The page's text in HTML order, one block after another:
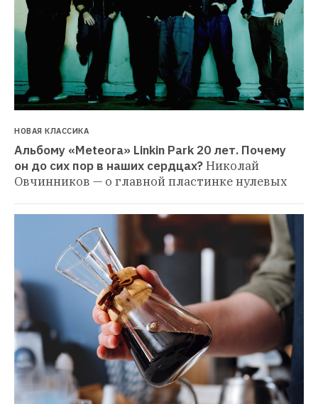
НОВАЯ КЛАССИКА
Альбому «Meteora» Linkin Park 20 лет. Почему
он до сих пор в наших сердцах?Николай
Овчинников — о главной пластинке нулевых